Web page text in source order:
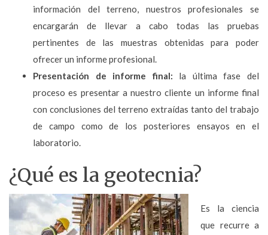
información del terreno, nuestros profesionales se
encargarán de llevar a cabo todas las pruebas
pertinentes de las muestras obtenidas para poder
ofrecer un informe profesional.
Presentación de informe final: la última fase del
proceso es presentar a nuestro cliente un informe final
con conclusiones del terreno extraídas tanto del trabajo
de campo como de los posteriores ensayos en el
laboratorio.
¿Qué es la geotecnia?
Es la ciencia
que recurre a